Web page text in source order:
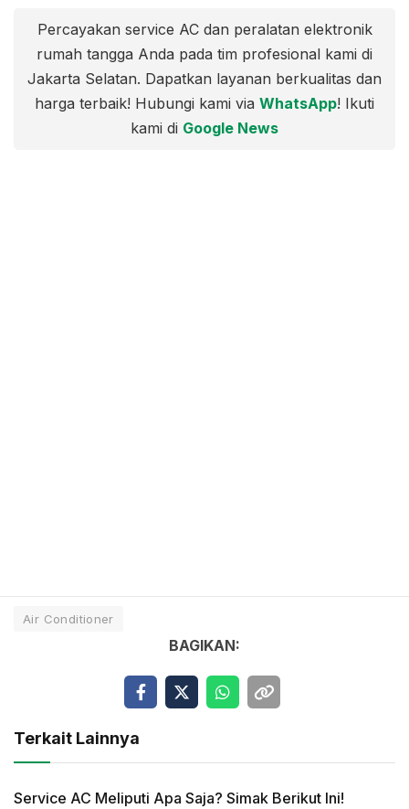
Percayakan service AC dan peralatan elektronik
rumah tangga Anda pada tim profesional kami di
Jakarta Selatan. Dapatkan layanan berkualitas dan
harga terbaik! Hubungi kami via WhatsApp! Ikuti
kami di Google News
Air Conditioner
BAGIKAN:
Terkait Lainnya
Service AC Meliputi Apa Saja? Simak Berikut Ini!